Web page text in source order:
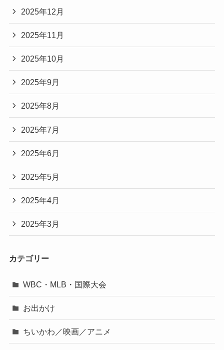
2025年12月
2025年11月
2025年10月
2025年9月
2025年8月
2025年7月
2025年6月
2025年5月
2025年4月
2025年3月
カテゴリー
WBC・MLB・国際大会
お出かけ
ちいかわ／映画／アニメ